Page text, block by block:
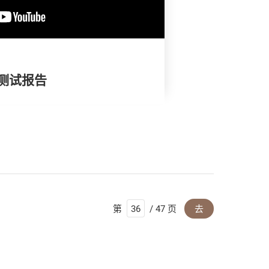
试报告
第 / 47 页 去